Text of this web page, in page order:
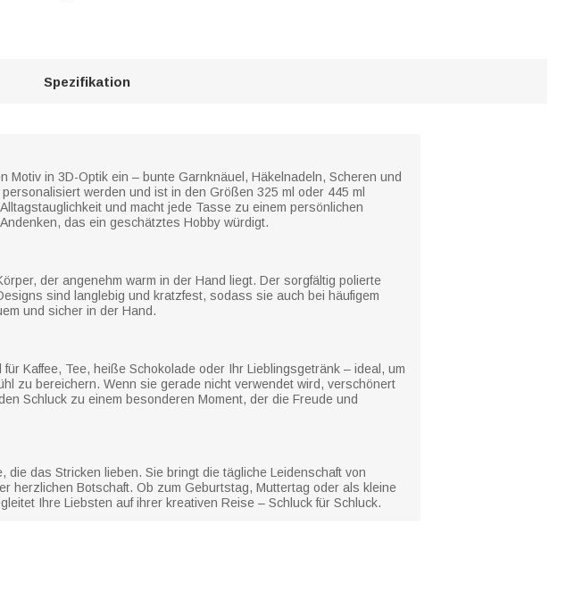
Spezifikation
in 3D-Optik ein – bunte Garnknäuel, Häkelnadeln, Scheren und
werden und ist in den Größen 325 ml oder 445 ml
und macht jede Tasse zu einem persönlichen
das ein geschätztes Hobby würdigt.
der angenehm warm in der Hand liegt. Der sorgfältig polierte
sind langlebig und kratzfest, sodass sie auch bei häufigem
und sicher in der Hand.
Kaffee, Tee, heiße Schokolade oder Ihr Lieblingsgetränk – ideal, um
zu bereichern. Wenn sie gerade nicht verwendet wird, verschönert
Schluck zu einem besonderen Moment, der die Freude und
das Stricken lieben. Sie bringt die tägliche Leidenschaft von
herzlichen Botschaft. Ob zum Geburtstag, Muttertag oder als kleine
Ihre Liebsten auf ihrer kreativen Reise – Schluck für Schluck.